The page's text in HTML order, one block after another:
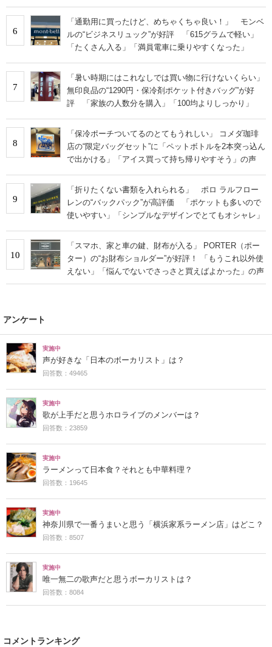
6
「通勤用に買ったけど、めちゃくちゃ良い！」 モンベ
ルの“ビジネスリュック”が好評 「615グラムで軽い」
「たくさん入る」「満員電車に乗りやすくなった」
7
「暑い時期にはこれなしでは買い物に行けないくらい」
無印良品の“1290円・保冷剤ポケット付きバッグ”が好
評 「家族の人数分を購入」「100均よりしっかり」
8
「保冷ポーチついてるのとてもうれしい」 コメダ珈琲
店の“限定バッグセット”に「ペットボトルを2本突っ込ん
で出かける」「アイス買って持ち帰りやすそう」の声
9
「折りたくない書類を入れられる」 ポロ ラルフロー
レンの“バックパック”が高評価 「ポケットも多いので
使いやすい」「シンプルなデザインでとてもオシャレ」
10
「スマホ、家と車の鍵、財布が入る」 PORTER（ポー
ター）の“お財布ショルダー”が好評！ 「もうこれ以外使
えない」「悩んでないでさっさと買えばよかった」の声
アンケート
実施中
声が好きな「日本のボーカリスト」は？
回答数：49465
実施中
歌が上手だと思うホロライブのメンバーは？
回答数：23859
実施中
ラーメンって日本食？それとも中華料理？
回答数：19645
実施中
神奈川県で一番うまいと思う「横浜家系ラーメン店」はどこ？
回答数：8507
実施中
唯一無二の歌声だと思うボーカリストは？
回答数：8084
コメントランキング